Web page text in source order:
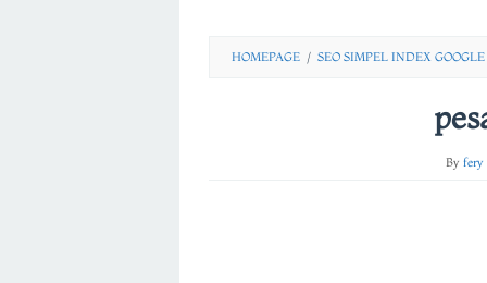
HOMEPAGE / SEO SIMPEL INDEX
By fery